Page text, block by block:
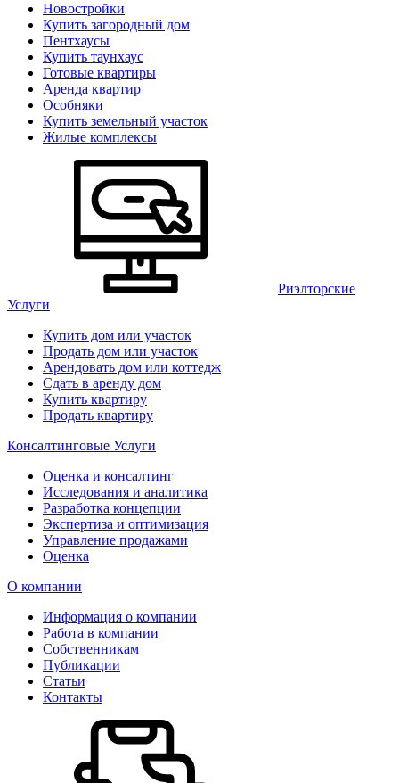
Новостройки
Купить загородный дом
Пентхаусы
Купить таунхаус
Готовые квартиры
Аренда квартир
Особняки
Купить земельный участок
Жилые комплексы
Риэлторские
Услуги
Купить дом или участок
Продать дом или участок
Арендовать дом или коттедж
Сдать в аренду дом
Купить квартиру
Продать квартиру
Консалтинговые Услуги
Оценка и консалтинг
Исследования и аналитика
Разработка концепции
Экспертиза и оптимизация
Управление продажами
Оценка
О компании
Информация о компании
Работа в компании
Собственникам
Публикации
Статьи
Контакты